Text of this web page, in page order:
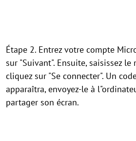
Étape 2. Entrez votre compte
sur "Suivant". Ensuite, saisissez le
cliquez sur "Se connecter". Un
apparaîtra, envoyez-le à
partager son écran.